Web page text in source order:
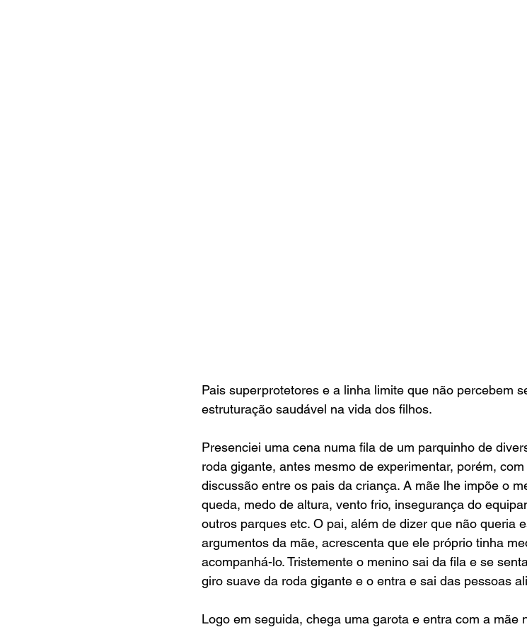
Pais superprotetores e a linha limite que não percebem
estruturação saudável na vida dos filhos.
Presenciei uma cena numa fila de um parquinho de
roda gigante, antes mesmo de experimentar, porém,
discussão entre os pais da criança. A mãe lhe impõe o
queda, medo de altura, vento frio, insegurança do
outros parques etc. O pai, além de dizer que não queria
argumentos da mãe, acrescenta que ele próprio tinha
acompanhá-lo. Tristemente o menino sai da fila e se
giro suave da roda gigante e o entra e sai das pessoas
Logo em seguida, chega uma garota e entra com a mãe